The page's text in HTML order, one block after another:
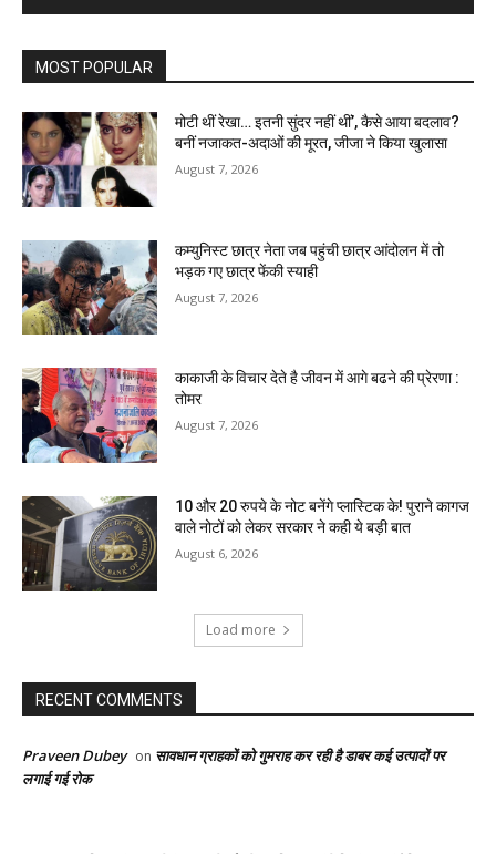
MOST POPULAR
मोटी थीं रेखा… इतनी सुंदर नहीं थीं’, कैसे आया बदलाव?
बनीं नजाकत-अदाओं की मूरत, जीजा ने किया खुलासा
August 7, 2026
कम्युनिस्ट छात्र नेता जब पहुंची छात्र आंदोलन में तो
भड़क गए छात्र फेंकी स्याही
August 7, 2026
काकाजी के विचार देते है जीवन में आगे बढने की प्रेरणा :
तोमर
August 7, 2026
10 और 20 रुपये के नोट बनेंगे प्लास्टिक के! पुराने कागज
वाले नोटों को लेकर सरकार ने कही ये बड़ी बात
August 6, 2026
Load more
RECENT COMMENTS
Praveen Dubey on सावधान ग्राहकों को गुमराह कर रही है डाबर कई उत्पादों पर
लगाई गई रोक